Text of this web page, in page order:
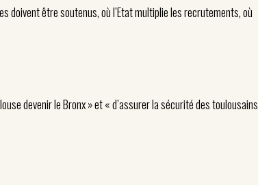
doivent être soutenus, où l’Etat multiplie les recrutements, où
devenir le Bronx » et « d’assurer la sécurité des toulousains